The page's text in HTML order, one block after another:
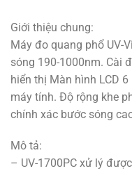
Giới thiệu chung:
Máy đo quang phổ UV-
sóng 190-1000nm. Cài
hiển thị Màn hình LCD
máy tính. Độ rộng khe
chính xác bước sóng
Mô tả:
– UV-1700PC xử lý